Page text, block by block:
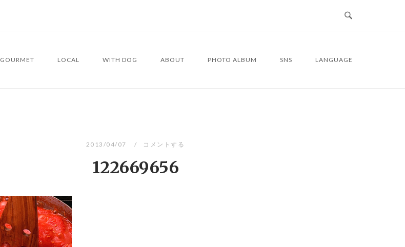
GOURMET LOCAL WITH DOG ABOUT PHOTO ALBUM SNS LANGUAGE
2013/04/07 コメントする
122669656